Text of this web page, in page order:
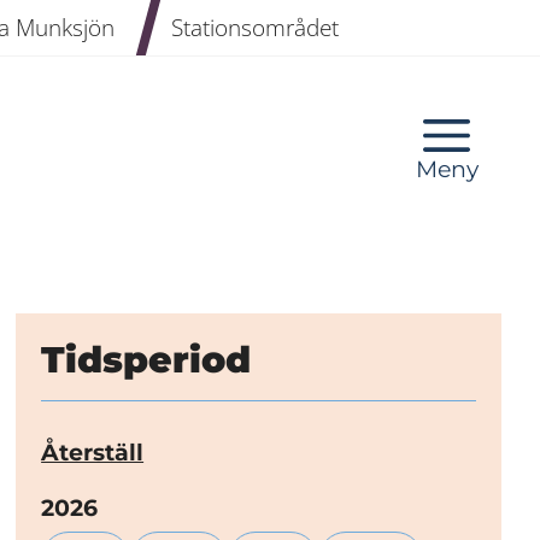
Munksjön Stationsområdet
Meny
Tidsperiod
Återställ
År:
2026